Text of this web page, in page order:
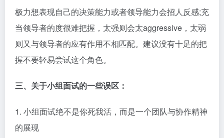
极力想表现自己的决策能力或者领导能力会招人反感;充
当领导者的度很难把握，太强则会太aggressive，太弱
则又与领导者的应有作用不相匹配。建议没有十足的把
握不要轻易尝试这个角色。
三、关于小组面试的一些误区：
1. 小组面试绝不是你死我活，而是一个团队与协作精神
的展现